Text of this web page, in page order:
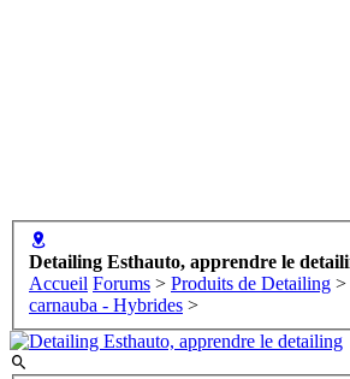
Detailing Esthauto, apprendre le
Accueil Forums > Produits de Detailing >
carnauba - Hybrides >